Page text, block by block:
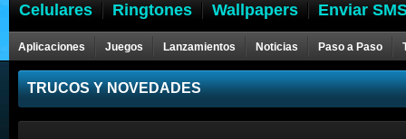
Celulares Ringtones Wallpapers Enviar
Aplicaciones Juegos Lanzamientos Noticias Paso a Paso
Celulares
TRUCOS Y NOVEDADES